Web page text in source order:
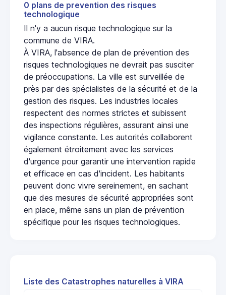
0 plans de prevention des risques
technologique
Il n'y a aucun risque technologique sur la
commune de VIRA.
À VIRA, l'absence de plan de prévention des
risques technologiques ne devrait pas susciter
de préoccupations. La ville est surveillée de
près par des spécialistes de la sécurité et de la
gestion des risques. Les industries locales
respectent des normes strictes et subissent
des inspections régulières, assurant ainsi une
vigilance constante. Les autorités collaborent
également étroitement avec les services
d'urgence pour garantir une intervention rapide
et efficace en cas d'incident. Les habitants
peuvent donc vivre sereinement, en sachant
que des mesures de sécurité appropriées sont
en place, même sans un plan de prévention
spécifique pour les risques technologiques.
Liste des Catastrophes naturelles à VIRA